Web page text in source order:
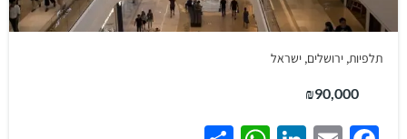
תלפיות, ירושלים, ישראל
₪90,000